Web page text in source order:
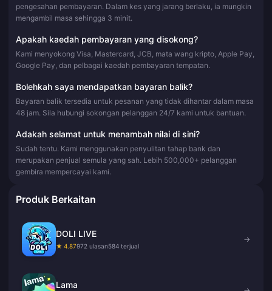
pengesahan pembayaran. Dalam kes yang jarang berlaku, ia mungkin
mengambil masa sehingga 3 minit.
Apakah kaedah pembayaran yang disokong?
Kami menyokong Visa, Mastercard, JCB, mata wang kripto, Apple Pay,
Google Pay, dan pelbagai kaedah pembayaran tempatan.
Bolehkah saya mendapatkan bayaran balik?
Bayaran balik tersedia untuk pesanan yang tidak dihantar dalam masa
48 jam. Sila hubungi sokongan pelanggan 24/7 kami untuk bantuan.
Adakah selamat untuk menambah nilai di sini?
Sudah tentu. Kami menggunakan penyulitan tahap bank dan
merupakan penjual semula yang sah. Lebih 500,000+ pelanggan
gembira mempercayai kami.
Produk Berkaitan
DOLI LIVE
★ 4.87972 ulasan584 terjual
→
Lama